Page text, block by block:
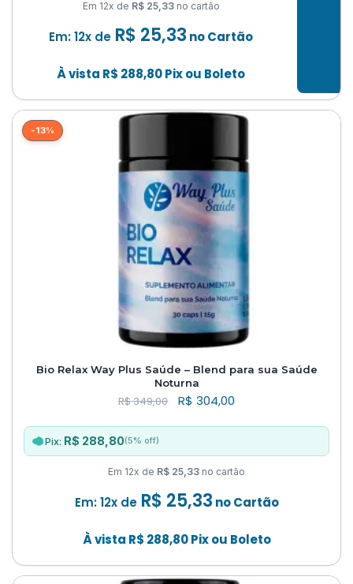
Em 12x de R$ 25,33no cartão
Em: 12x de R$ 25,33 no Cartão
À vista R$ 288,80Pix ou Boleto
Bio Relax Way Plus Saúde – Blend para sua Saúde
Noturna
-13%
R$349,00 R$ 304,00
Pix: R$ 288,80(5% off)
Em 12x de R$ 25,33 no cartão
Em: 12x de R$ 25,33 no Cartão
À vista R$ 288,80 Pix ou Boleto